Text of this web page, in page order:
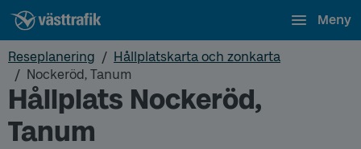
Meny
Reseplanering
Hållplatskarta och zonkarta
Nockeröd, Tanum
Hållplats Nockeröd,
Tanum